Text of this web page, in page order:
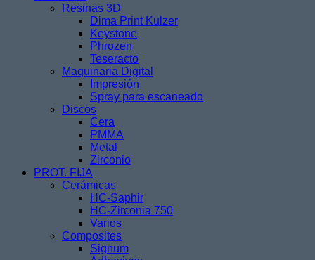
Resinas 3D
Dima Print Kulzer
Keystone
Phrozen
Teseracto
Maquinaria Digital
Impresión
Spray para escaneado
Discos
Cera
PMMA
Metal
Zirconio
PROT. FIJA
Cerámicas
HC-Saphir
HC-Zirconia 750
Varios
Composites
Signum